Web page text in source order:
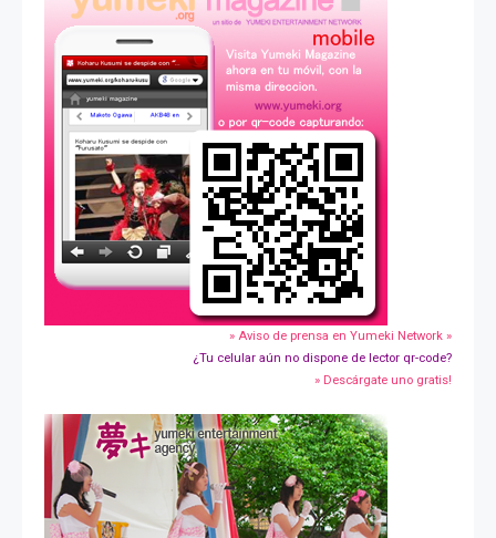
» Aviso de prensa en Yumeki Network »
¿Tu celular aún no dispone de lector qr-code?
» Descárgate uno gratis!